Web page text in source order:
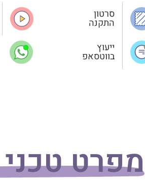
סרטון
התקנה
ייעוץ
בווטסאפ
מפרט